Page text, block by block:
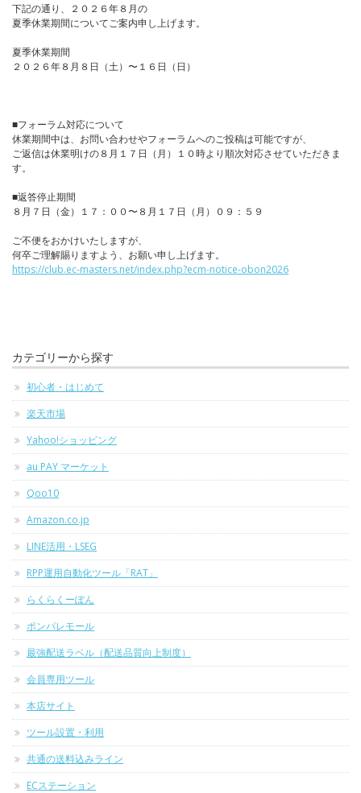
下記の通り、２０２６年８月の
夏季休業期間についてご案内申し上げます。
夏季休業期間
２０２６年８月８日（土）〜１６日（日）
■フォーラム対応について
休業期間中は、お問い合わせやフォーラムへのご投稿は可能ですが、
ご返信は休業明けの８月１７日（月）１０時より順次対応させていただきま
す。
■返答停止期間
８月７日（金）１７：００〜８月１７日（月）０９：５９
ご不便をおかけいたしますが、
何卒ご理解賜りますよう、お願い申し上げます。
https://club.ec-masters.net/index.php?ecm-notice-obon2026
カテゴリーから探す
初心者・はじめて
楽天市場
Yahoo!ショッピング
au PAY マーケット
Qoo10
Amazon.co.jp
LINE活用・LSEG
RPP運用自動化ツール「RAT」
らくらくーぽん
ポンパレモール
最強配送ラベル（配送品質向上制度）
会員専用ツール
本店サイト
ツール設置・利用
共通の送料込みライン
ECステーション